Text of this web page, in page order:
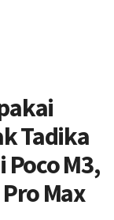
Tadika
Poco M3,
Max